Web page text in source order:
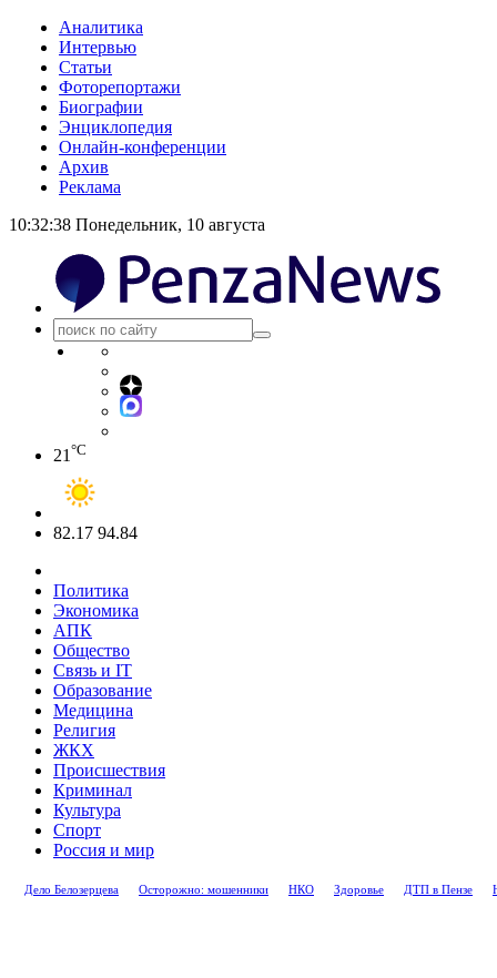
Аналитика
Интервью
Статьи
Фоторепортажи
Биографии
Энциклопедия
Онлайн-конференции
Архив
Реклама
10:32:39 Понедельник, 10 августа
21 °C
82.17 94.84
Политика
Экономика
АПК
Общество
Связь и IT
Образование
Медицина
Религия
ЖКХ
Происшествия
Криминал
Культура
Спорт
Россия и мир
Дело Белозерцева Осторожно: мошенники НКО Здоровье ДТП в Пензе